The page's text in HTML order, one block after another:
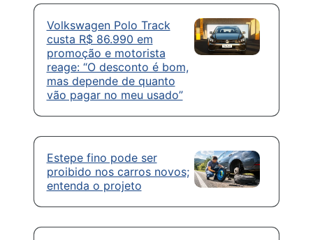
Volkswagen Polo Track
custa R$ 86.990 em
promoção e motorista
reage: “O desconto é bom,
mas depende de quanto
vão pagar no meu usado”
Estepe fino pode ser
proibido nos carros novos;
entenda o projeto